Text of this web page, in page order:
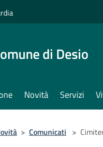
di Desio
Novità Servizi
> Comunicati >